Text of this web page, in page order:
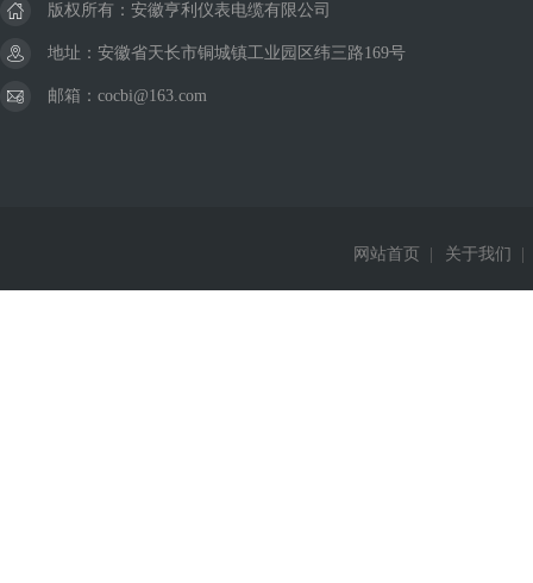
版权所有：安徽亨利仪表电缆有限公司
地址：安徽省天长市铜城镇工业园区纬三路169号
邮箱：cocbi@163.com
网站首页 关于我们